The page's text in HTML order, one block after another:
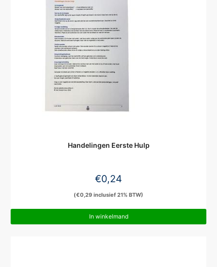
Handelingen Eerste Hulp
€0,24
(€0,29 inclusief 21% BTW)
In winkelmand